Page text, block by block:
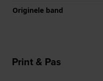
Originele band
Print & Pas